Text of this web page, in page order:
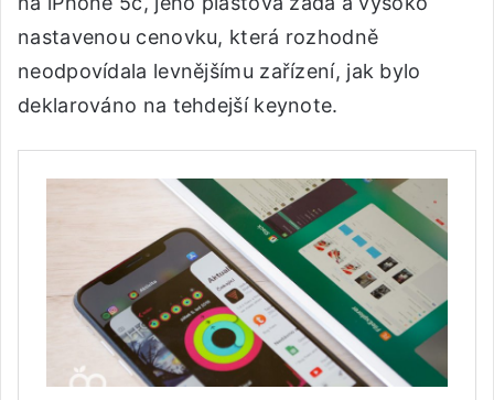
nastavenou cenovku, která rozhodně
neodpovídala levnějšímu zařízení, jak bylo
deklarováno na tehdejší keynote.